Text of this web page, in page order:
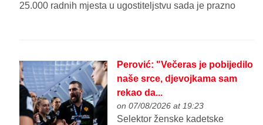
25.000 radnih mjesta u ugostiteljstvu sada je prazno
Perović: "Večeras je pobijedilo
naše srce, djevojkama sam
rekao da...
on 07/08/2026 at 19:23
Selektor ženske kadetske